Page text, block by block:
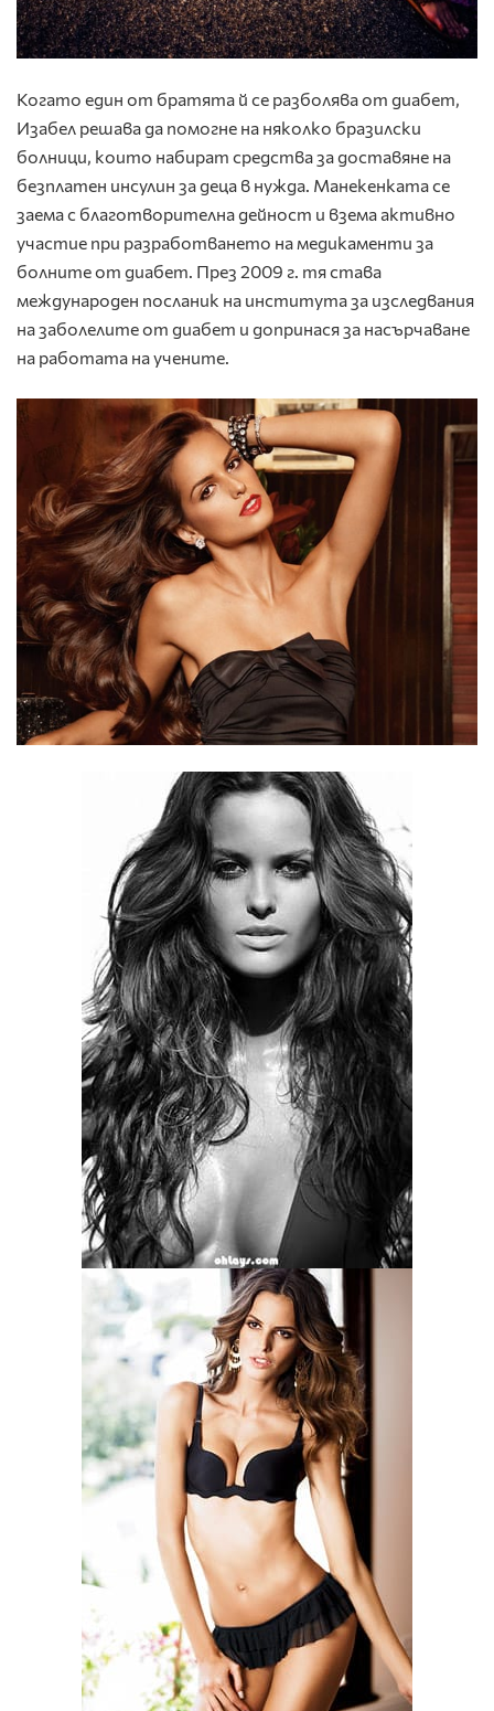
Когато един от братята й се разболява от диабет,
Изабел решава да помогне на няколко бразилски
болници, които набират средства за доставяне на
безплатен инсулин за деца в нужда. Манекенката се
заема с благотворителна дейност и взема активно
участие при разработването на медикаменти за
болните от диабет. През 2009 г. тя става
международен посланик на института за изследвания
на заболелите от диабет и допринася за насърчаване
на работата на учените.